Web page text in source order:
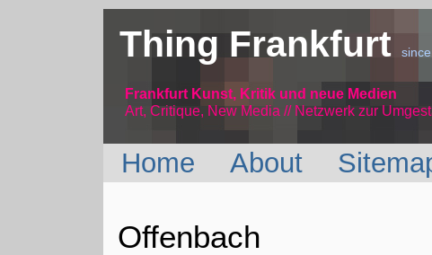
Thing Frankfurt
Frankfurt Kunst, Kritik und neue Medien
Art, Critique, New Media // Netzwerkzur
Home About
Offenbach